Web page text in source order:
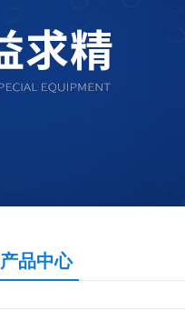
产品中心